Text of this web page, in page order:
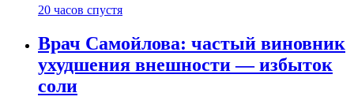
20 часов спустя
Врач Самойлова: частый виновник
ухудшения внешности — избыток
соли